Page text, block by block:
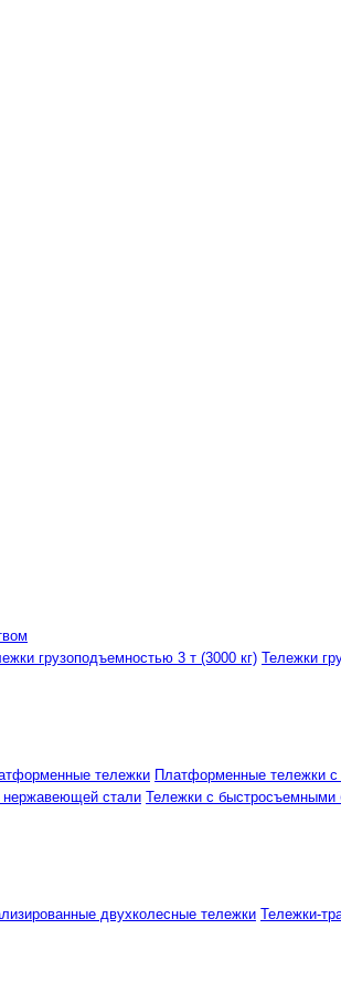
грузоподъемностью 3 т (3000 кг) Тележки
тележки Платформенные тележки
нержавеющей стали Тележки с быстросъемными
двухколесные тележки Тележки-